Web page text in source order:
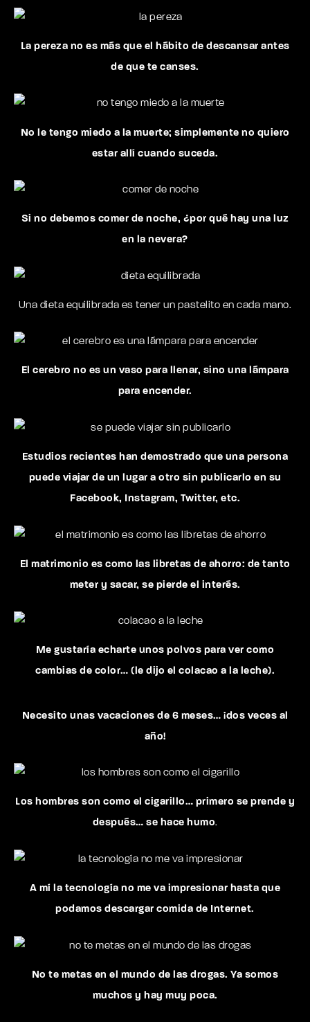
La pereza no es más que el hábito de descansar antes
de que te canses.
No le tengo miedo a la muerte; simplemente no quiero
estar allí cuando suceda.
Si no debemos comer de noche, ¿por qué hay una luz
en la nevera?
Una dieta equilibrada es tener un pastelito en cada mano.
El cerebro no es un vaso para llenar, sino una lámpara
para encender.
Estudios recientes han demostrado que una persona
puede viajar de un lugar a otro sin publicarlo en su
Facebook, Instagram, Twitter, etc.
El matrimonio es como las libretas de ahorro: de tanto
meter y sacar, se pierde el interés.
Me gustaría echarte unos polvos para ver como
cambias de color… (le dijo el colacao a la leche).
Necesito unas vacaciones de 6 meses… ¡dos veces al
año!
Los hombres son como el cigarillo… primero se prende y
después… se hace humo.
A mí la tecnología no me va impresionar hasta que
podamos descargar comida de Internet.
No te metas en el mundo de las drogas. Ya somos
muchos y hay muy poca.